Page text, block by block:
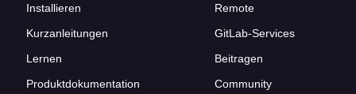
Installieren
Kurzanleitungen
Lernen
Produktdokumentation
Remote
GitLab-Services
Beitragen
Community